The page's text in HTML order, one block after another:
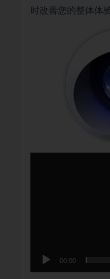
时改善您的整体体验
00:00